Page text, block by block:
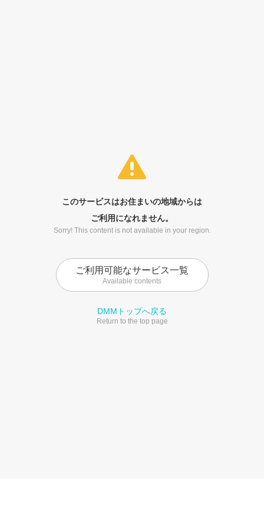
このサービスはお住まいの地域からは
ご利用になれません。
Sorry! This content is not available in your region.
ご利用可能なサービス一覧
Available contents
DMMトップへ戻る
Return to the top page